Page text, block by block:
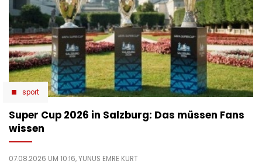
sport
Super Cup 2026 in Salzburg: Das müssen Fans
wissen
07.08.2026 UM 10:16,YUNUS EMRE KURT